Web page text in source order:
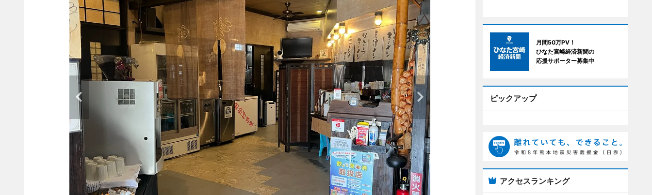
月間50万PV！
ひなた宮崎経済新聞の
応援サポーター募集中
ピックアップ
アクセスランキング